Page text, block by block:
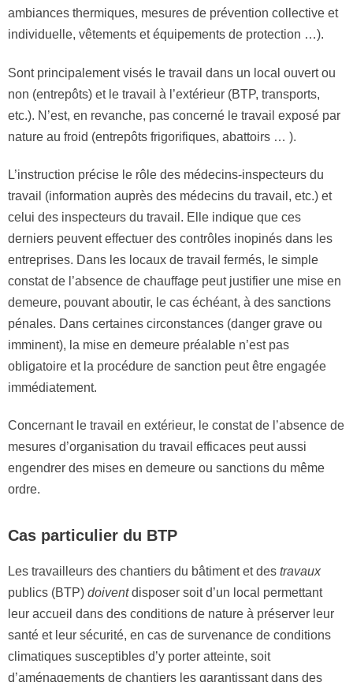
ambiances thermiques, mesures de prévention collective et
individuelle, vêtements et équipements de protection …).
Sont principalement visés le travail dans un local ouvert ou
non (entrepôts) et le travail à l’extérieur (BTP, transports,
etc.). N’est, en revanche, pas concerné le travail exposé par
nature au froid (entrepôts frigorifiques, abattoirs … ).
L’instruction précise le rôle des médecins-inspecteurs du
travail (information auprès des médecins du travail, etc.) et
celui des inspecteurs du travail. Elle indique que ces
derniers peuvent effectuer des contrôles inopinés dans les
entreprises. Dans les locaux de travail fermés, le simple
constat de l’absence de chauffage peut justifier une mise en
demeure, pouvant aboutir, le cas échéant, à des sanctions
pénales. Dans certaines circonstances (danger grave ou
imminent), la mise en demeure préalable n’est pas
obligatoire et la procédure de sanction peut être engagée
immédiatement.
Concernant le travail en extérieur, le constat de l’absence de
mesures d’organisation du travail efficaces peut aussi
engendrer des mises en demeure ou sanctions du même
ordre.
Cas particulier du BTP
Les travailleurs des chantiers du bâtiment et des travaux
publics (BTP) doiventdisposer soit d’un local permettant
leur accueil dans des conditions de nature à préserver leur
santé et leur sécurité, en cas de survenance de conditions
climatiques susceptibles d’y porter atteinte, soit
d’aménagements de chantiers les garantissant dans des